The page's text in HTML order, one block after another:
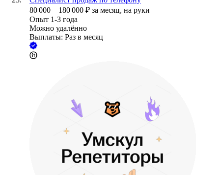
80 000 – 180 000 ₽ за месяц, на руки
Опыт 1-3 года
Можно удалённо
Выплаты: Раз в месяц